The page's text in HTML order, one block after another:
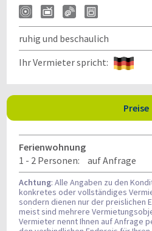
ruhig und beschaulich
Ihr Vermieter spricht:
Preise
Ferienwohnung
1 - 2 Personen:
auf Anfrage
Achtung: Alle Angaben zu den
konkretes oder vollständiges
sondern dienen nur der preislichen
meist sind mehrere
Vermieter nennt Ihnen auf Anfrage